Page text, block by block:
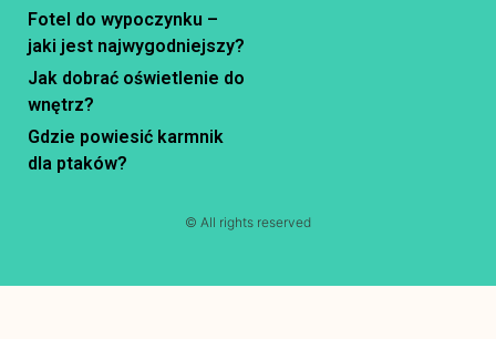
Fotel do wypoczynku –
jaki jest najwygodniejszy?
Jak dobrać oświetlenie do
wnętrz?
Gdzie powiesić karmnik
dla ptaków?
© All rights reserved